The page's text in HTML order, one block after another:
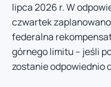
lipca 2026 r. W
czwartek
federalna
górnego limitu – jeśli
zostanie odpowiednio